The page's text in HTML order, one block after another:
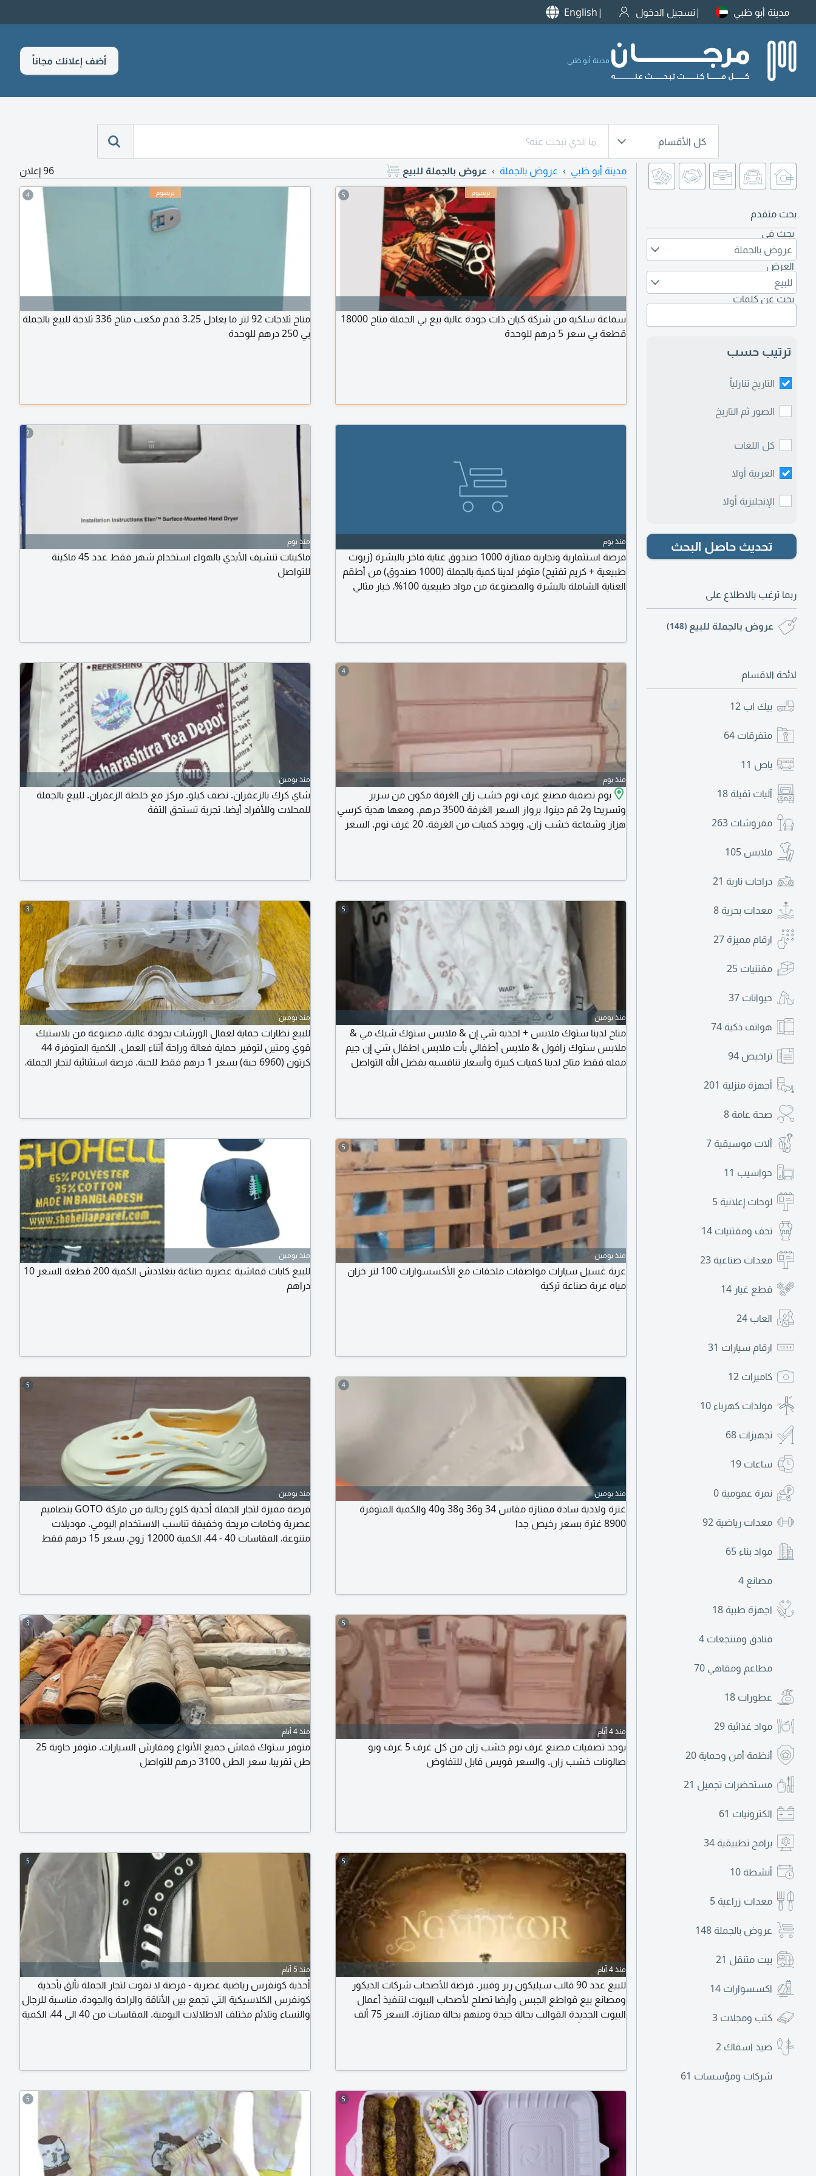
مدينة أبو ظبي تسجيل الدخول English
مدينة أبو ظبي أضف إعلانك مجاناً
كل الأقسام
بحث متقدم
بحث في
عروض بالجملة
العرض
للبيع
بحث عن كلمات
ترتيب حسب
التاريخ تنازلياً
الصور ثم التاريخ
كل اللغات
العربية أولا
الإنجليزية أولا
تحديث حاصل البحث
ربما ترغب بالاطلاع على
عروض بالجملة للبيع (148)
لائحة الاقسام
بيك اب 12
متفرقات 64
باص 11
آليات ثقيلة 18
مفروشات 263
ملابس 105
دراجات نارية 21
معدات بحرية 8
ارقام مميزة 27
مقتنيات 25
حيوانات 37
هواتف ذكية 74
تراخيص 94
أجهزة منزلية 201
صحة عامة 8
آلات موسيقية 7
حواسيب 11
لوحات إعلانية 5
تحف ومقتنيات 14
معدات صناعية 23
قطع غيار 14
العاب 24
ارقام سيارات 31
كاميرات 12
مولدات كهرباء 10
تجهيزات 68
ساعات 19
نمرة عمومية 0
معدات رياضية 92
مواد بناء 65
مصانع 4
اجهزة طبية 18
فنادق ومنتجعات 4
مطاعم ومقاهي 70
عطورات 18
مواد غذائية 29
أنظمة أمن وحماية 20
مستحضرات تجميل 21
الكترونيات 61
برامج تطبيقية 34
أنشطة 10
معدات زراعية 5
عروض بالجملة 148
بيت متنقل 21
اكسسوارات 14
كتب ومجلات 3
صيد اسماك 2
شركات ومؤسسات 61
مدينة أبو ظبي عروض بالجملة عروض بالجملة للبيع 96 إعلان
5
سماعة سلكيه من شركة كيان ذات جودة عالية بيع بي الجملة متاح 18000
قطعة بي سعر 5 درهم للوحدة
4
متاح ثلاجات 92 لتر ما يعادل 3.25 قدم مكعب متاح 336 ثلاجة للبيع بالجملة
بي 250 درهم للوحدة
منذ يوم
فرصة استثمارية وتجارية ممتازة 1000 صندوق عناية فاخر بالبشرة (زيوت
طبيعية + كريم تفتيح) متوفر لدينا كمية بالجملة (1000 صندوق) من أطقم
العناية الشاملة بالبشرة والمصنوعة من مواد طبيعية 100%، خيار مثالي
2
منذ يوم
ماكينات تنشيف الأيدي بالهواء استخدام شهر فقط عدد 45 ماكينة
للتواصل
4
منذ يوم
يوم تصفية مصنع غرف نوم خشب زان الغرفة مكون من سرير
وتسريحا و2 قم دينوا. برواز السعر الغرفة 3500 درهم. ومعها هدية كرسي
هزاز وشماعة خشب زان. ويوجد كميات من الغرفة. 20 غرف نوم. السعر
منذ يومين
شاي كرك بالزعفران. نصف كيلو. مركز مع خلطة الزعفران. للبيع بالجملة
للمحلات وللأفراد أيضا. تجربة تستحق الثقة
5
منذ يومين
متاح لدينا ستوك ملابس + احذيه شي إن & ملابس ستوك شيك مي &
ملابس ستوك زافول & ملابس أطفالي بأت ملابس اطفال شي إن جيم
ممله فقط متاح لدينا كميات كبيرة وأسعار تنافسيه بفضل الله التواصل
3
منذ يومين
للبيع نظارات حماية لعمال الورشات بجودة عالية، مصنوعة من بلاستيك
قوي ومتين لتوفير حماية فعالة وراحة أثناء العمل. الكمية المتوفرة 44
كرتون (6960 حبة) بسعر 1 درهم فقط للحبة. فرصة استثنائية لتجار الجملة،
5
منذ يومين
عربة غسيل سيارات مواصفات ملحقات مع الأكسسوارات 100 لتر خزان
مياه عربة صناعة تركية
منذ يومين
للبيع كابات قماشية عصريه صناعة بنغلادش الكمية 200 قطعة السعر 10
دراهم
4
منذ يومين
غترة ولادية سادة ممتازة مقاس 34 و36 و38 و40 والكمية المتوفرة
8900 غترة بسعر رخيص جدا
5
منذ يومين
فرصة مميزة لتجار الجملة أحذية كلوغ رجالية من ماركة GOTO بتصاميم
عصرية وخامات مريحة وخفيفة تناسب الاستخدام اليومي. موديلات
متنوعة، المقاسات 40 - 44، الكمية 12000 زوج، بسعر 15 درهم فقط
5
منذ 4 أيام
يوجد تصفيات مصنع غرف نوم خشب زان من كل غرف 5 غرف ويو
صالونات خشب زان. والسعر قويس قابل للتفاوض
3
منذ 4 أيام
متوفر ستوك قماش جميع الأنواع ومفارش السيارات. متوفر حاوية 25
طن تقريبا، سعر الطن 3100 درهم للتواصل
5
منذ 4 أيام
للبيع عدد 90 قالب سيليكون ربر وفيبر. فرصة للأصحاب شركات الديكور
ومصانع بيع قواطع الجبس وأيضا تصلح لأصحاب البيوت لتنفيذ أعمال
البيوت الجديدة القوالب بحالة جيدة ومنهم بحالة ممتازة. السعر 75 ألف
5
منذ 5 أيام
أحذية كونفرس رياضية عصرية - فرصة لا تفوت لتجار الجملة تألق بأحذية
كونفرس الكلاسيكية التي تجمع بين الأناقة والراحة والجودة، مناسبة للرجال
والنساء وتلائم مختلف الاطلالات اليومية. المقاسات من 40 الى 44، الكمية
5
5